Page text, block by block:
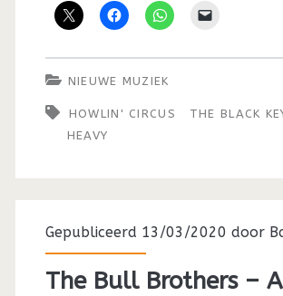
NIEUWE MUZIEK
HOWLIN' CIRCUS THE BLACK
HEAVY
Gepubliceerd 13/03/2020 door
The Bull Brothers –